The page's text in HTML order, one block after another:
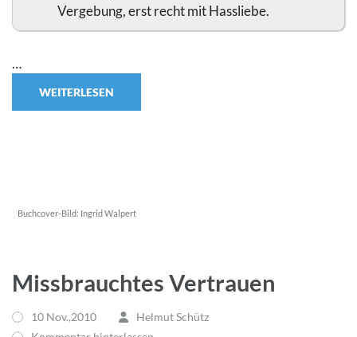
Vergebung, erst recht mit Hassliebe.
…
WEITERLESEN
Buchcover-Bild: Ingrid Walpert
Missbrauchtes Vertrauen
10 Nov.,2010
Helmut Schütz